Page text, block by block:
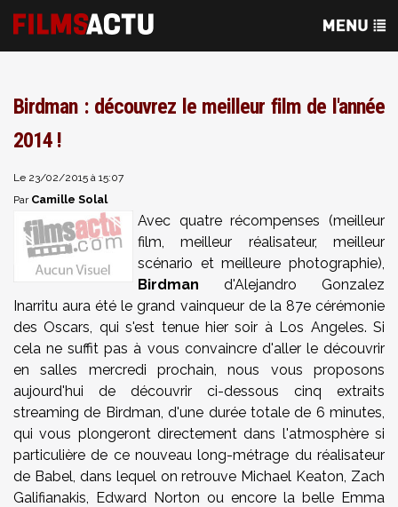
Birdman : découvrez le meilleur film de l'année
2014 !
Le 23/02/2015 à 15:07
Par Camille Solal
Avec quatre récompenses (meilleur
film, meilleur réalisateur, meilleur
scénario et meilleure photographie),
Birdman d'Alejandro Gonzalez
Inarritu aura été le grand vainqueur de la 87e cérémonie
des Oscars, qui s'est tenue hier soir à Los Angeles. Si
cela ne suffit pas à vous convaincre d'aller le découvrir
en salles mercredi prochain, nous vous proposons
aujourd'hui de découvrir ci-dessous cinq extraits
streaming de Birdman, d'une durée totale de 6 minutes,
qui vous plongeront directement dans l'atmosphère si
particulière de ce nouveau long-métrage du réalisateur
de Babel, dans lequel on retrouve Michael Keaton, Zach
Galifianakis, Edward Norton ou encore la belle Emma